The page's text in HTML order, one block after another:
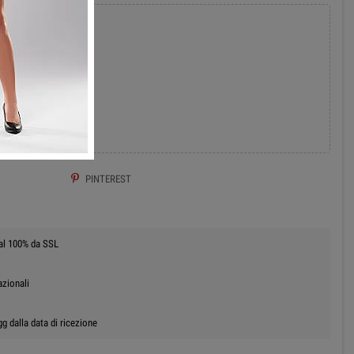
CARRELLO
PINTEREST
da SSL
dalla data di ricezione